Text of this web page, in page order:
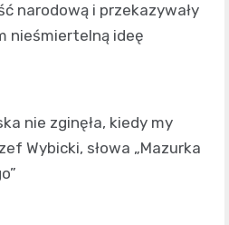
narodową i przekazywały
nieśmiertelną ideę
nie zginęła, kiedy my
Wybicki, słowa „Mazurka